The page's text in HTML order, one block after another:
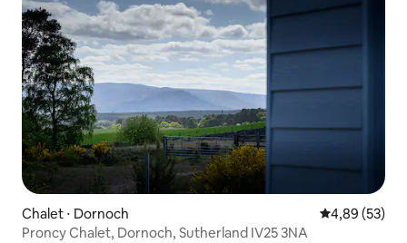
Chalet ⋅ Dornoch Évaluation
4,89 (53)
Proncy Chalet, Dornoch, Sutherland IV25 3NA